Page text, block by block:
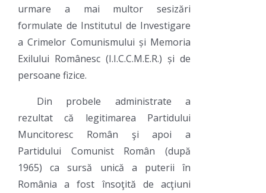
urmare a mai multor sesizări
formulate de Institutul de Investigare
a Crimelor Comunismului și Memoria
Exilului Românesc (I.I.C.C.M.E.R.) și de
persoane fizice.
Din probele administrate a
rezultat că legitimarea Partidului
Muncitoresc Român şi apoi a
Partidului Comunist Român (după
1965) ca sursă unică a puterii în
România a fost însoţită de acţiuni